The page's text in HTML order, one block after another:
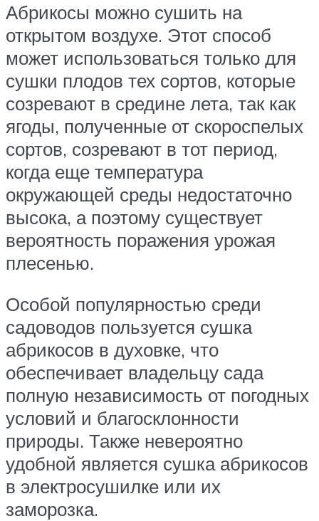
Абрикосы можно сушить на
открытом воздухе. Этот способ
может использоваться только для
сушки плодов тех сортов, которые
созревают в средине лета, так как
ягоды, полученные от скороспелых
сортов, созревают в тот период,
когда еще температура
окружающей среды недостаточно
высока, а поэтому существует
вероятность поражения урожая
плесенью.
Особой популярностью среди
садоводов пользуется сушка
абрикосов в духовке, что
обеспечивает владельцу сада
полную независимость от погодных
условий и благосклонности
природы. Также невероятно
удобной является сушка абрикосов
в электросушилке или их
заморозка.